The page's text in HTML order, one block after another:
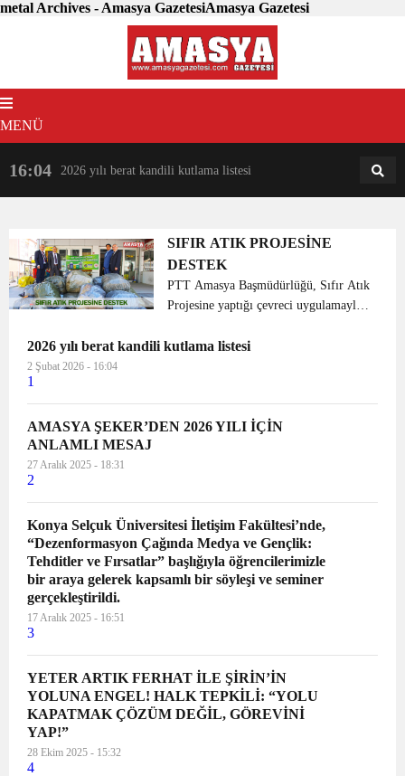
metal Archives - Amasya GazetesiAmasya Gazetesi
MENÜ
16:04 2026 yılı berat kandili kutlama listesi 18:31
SIFIR ATIK PROJESİNE
DESTEK
PTT Amasya Başmüdürlüğü, Sıfır Atık
Projesine yaptığı çevreci uygulamayla
merkezlerde 4125 kilo atık toplanarak
2026 yılı berat kandili kutlama listesi
2 Şubat 2026 - 16:04
1
AMASYA ŞEKER’DEN 2026 YILI İÇİN
ANLAMLI MESAJ
27 Aralık 2025 - 18:31
2
Konya Selçuk Üniversitesi İletişim Fakültesi’nde,
“Dezenformasyon Çağında Medya ve Gençlik:
Tehditler ve Fırsatlar” başlığıyla öğrencilerimizle
bir araya gelerek kapsamlı bir söyleşi ve seminer
gerçekleştirildi.
17 Aralık 2025 - 16:51
3
YETER ARTIK FERHAT İLE ŞİRİN’İN
YOLUNA ENGEL! HALK TEPKİLİ: “YOLU
KAPATMAK ÇÖZÜM DEĞİL, GÖREVİNİ
YAP!”
28 Ekim 2025 - 15:32
4